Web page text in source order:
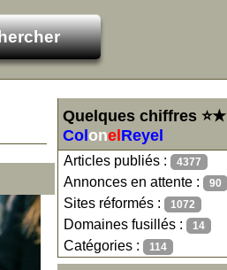
Quelques chiffres ⭐★
Col onel Reyel
Articles publiés : 4377
Annonces en attente : 90
Sites réformés : 1072
Domaines fusillés : 14
Catégories : 114